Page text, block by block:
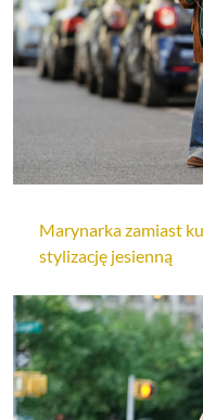
Marynarka zamiast
stylizację jesienną